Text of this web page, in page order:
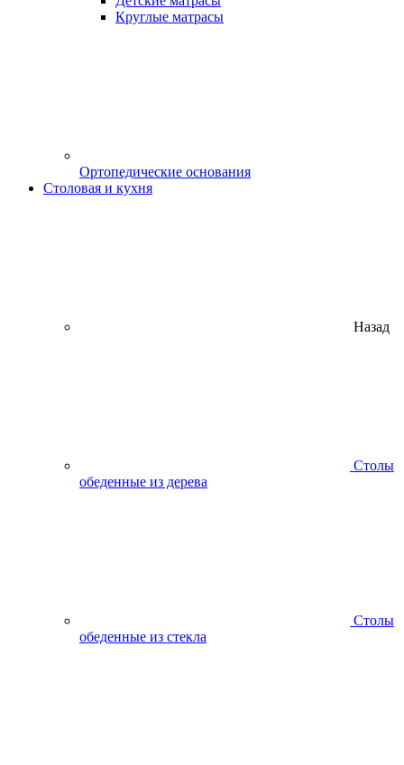
Круглые матрасы
Ортопедические основания
Столовая и кухня
Назад
Столы
обеденные из дерева
Столы
обеденные из стекла